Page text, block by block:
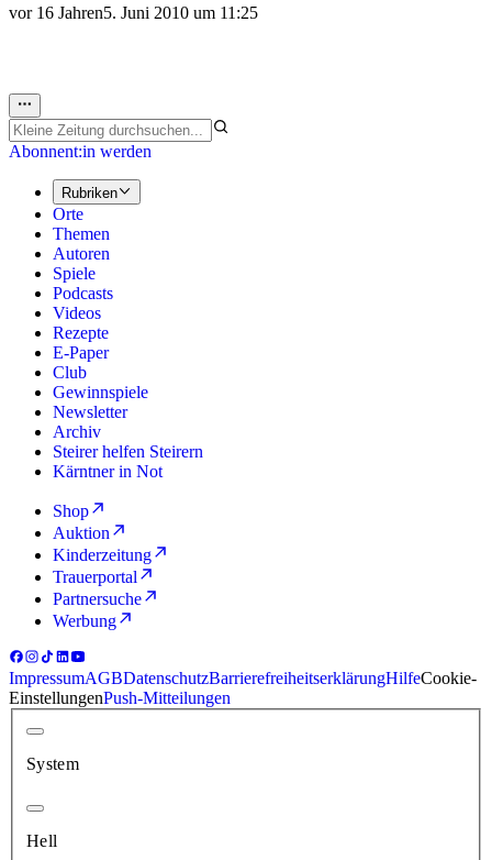
vor 16 Jahren5. Juni 2010 um 11:25
Abonnent:in werden
Rubriken
Orte
Themen
Autoren
Spiele
Podcasts
Videos
Rezepte
E-Paper
Club
Gewinnspiele
Newsletter
Archiv
Steirer helfen Steirern
Kärntner in Not
Shop
Auktion
Kinderzeitung
Trauerportal
Partnersuche
Werbung
ImpressumAGBDatenschutzBarrierefreiheitserklärungHilfeCookie-
EinstellungenPush-Mitteilungen
System
Hell